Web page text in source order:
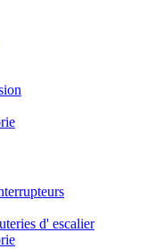
d' escalier